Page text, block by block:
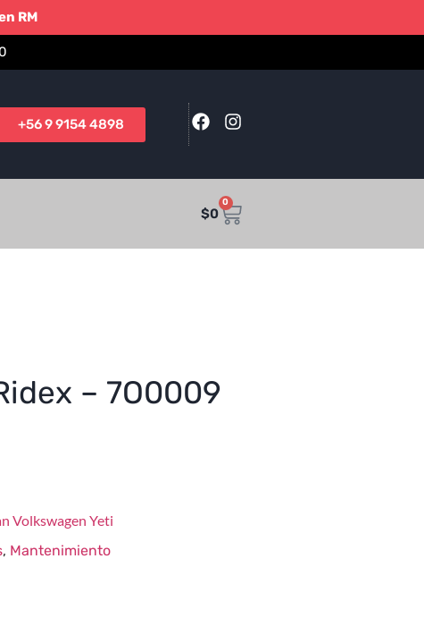
RM
+56 9 9154 4898
$0
0
– 7O0009
Volkswagen Yeti
, Mantenimiento